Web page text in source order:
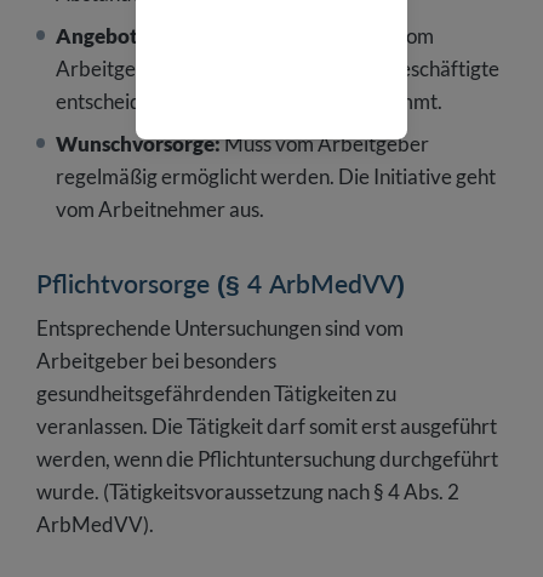
Angebotsvorsorge:
Muss regelmäßig vom
Arbeitgeber angeboten werden. Der Beschäftigte
entscheidet, ob er das Angebot wahrnimmt.
Wunschvorsorge:Muss vom Arbeitgeber
regelmäßig ermöglicht werden. Die Initiative geht
vom Arbeitnehmer aus.
Pflichtvorsorge (§ 4 ArbMedVV)
Entsprechende Untersuchungen sind vom
Arbeitgeber bei besonders
gesundheitsgefährdenden Tätigkeiten zu
veranlassen. Die Tätigkeit darf somit erst ausgeführt
werden, wenn die Pflichtuntersuchung durchgeführt
wurde. (Tätigkeitsvoraussetzung nach § 4 Abs. 2
ArbMedVV).